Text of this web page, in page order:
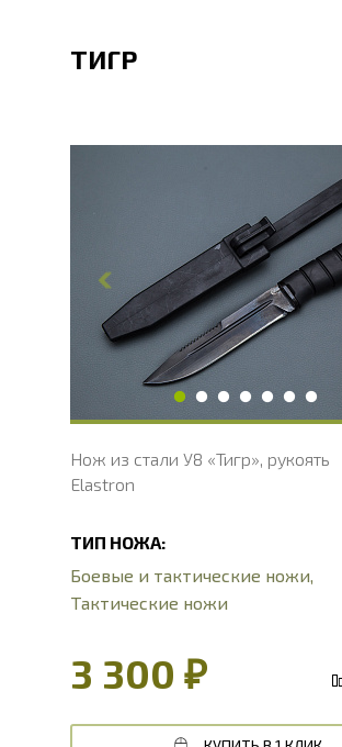
ТИГР
Ширина клинка, мм
Толщина обуха, мм
Ширина рукояти, мм
Длина рукояти, мм
Толщина рукояти, мм
Твердость клинка, HRC
Нож из стали У8 «Тигр», рукоять
Elastron
ТИП НОЖА:
Боевые и тактические ножи,
Тактические ножи
3 300 ₽